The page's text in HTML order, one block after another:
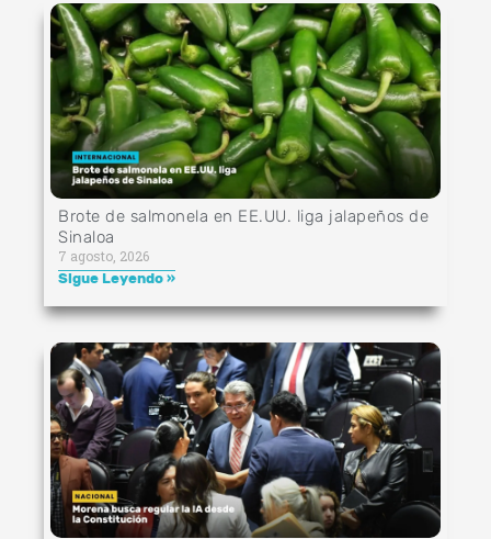
Brote de salmonela en EE.UU. liga jalapeños de
Sinaloa
7 agosto, 2026
Sigue Leyendo »